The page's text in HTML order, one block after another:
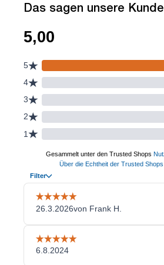
Das sagen unsere